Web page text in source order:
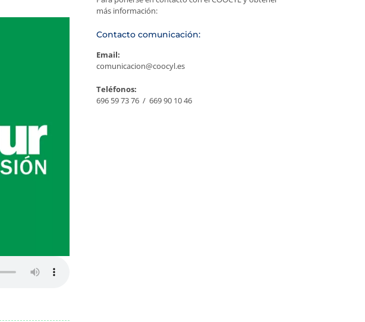
más información:
Contacto comunicación:
Email:
comunicacion@coocyl.es
Teléfonos:
696 59 73 76 / 669 90 10 46